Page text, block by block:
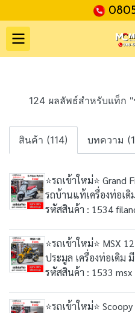
124 ผลลัพธ์สำหรับแท็ก
สินค้า (114) บทความ
⭐รถเข้าใหม่⭐ Grand
รถบ้านแท้เครื่องท่อเ
รหัสสินค้า : 1534
⭐รถเข้าใหม่⭐ MSX
ประมูล เครื่องท่อเดิม
รหัสสินค้า : 1533 msx
⭐รถเข้าใหม่⭐